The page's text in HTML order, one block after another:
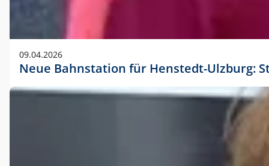
09.04.2026
Neue Bahnstation für Henstedt-Ulzburg: